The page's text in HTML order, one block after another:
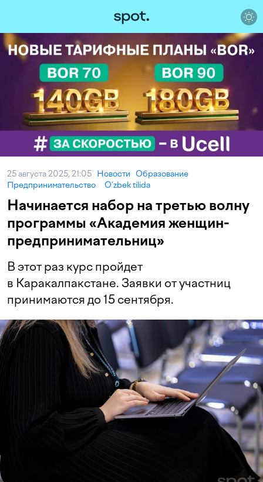
25 августа 2025, 21:05 Новости Образование
Предпринимательство
O‘zbek tilida
Начинается набор на третью волну
программы «Академия женщин-
предпринимательниц»
В этот раз курс пройдет
в Каракалпакстане. Заявки от участниц
принимаются до 15 сентября.